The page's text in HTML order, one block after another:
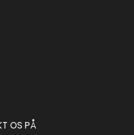
OS PÅ